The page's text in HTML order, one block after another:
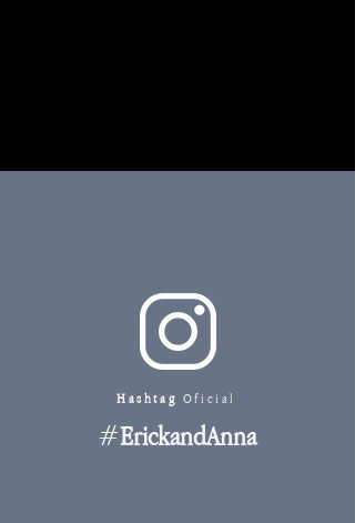
Hashtag Oficial
#ErickandAnna